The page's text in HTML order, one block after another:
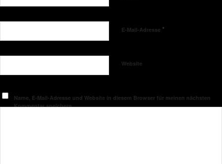
E-Mail-Adresse *
Website
Name, E-Mail-Adresse und Website in diesem Browser für meinen nächsten
Kommentar speichern.